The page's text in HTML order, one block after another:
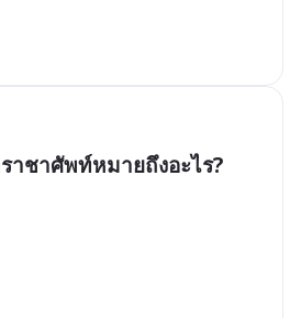
าชาศัพท์หมายถึงอะไร?